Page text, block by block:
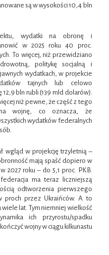
są w wysokości 10,4 bln
wydatki na obronę i
w 2025 roku 40 proc.
To więcej, niż przewidziano
politykę socjalną i
wydatkach, w projekcie
tajnych lub celowo
bln rubli (139 mld dolarów).
niż pewne, że część z tego
wojnę, co oznacza, że
wydatków federalnych
wgląd w projekcję trzyletnią –
mają spaść dopiero w
2027 roku – do 5,1 proc. PKB.
ma teraz liczniejszą
odtworzenia pierwszego
proch przez Ukraińców. A to
wiele lat. Tym niemniej wielkość
ich przyrostu/spadku
wojny w ciągu kilkunastu